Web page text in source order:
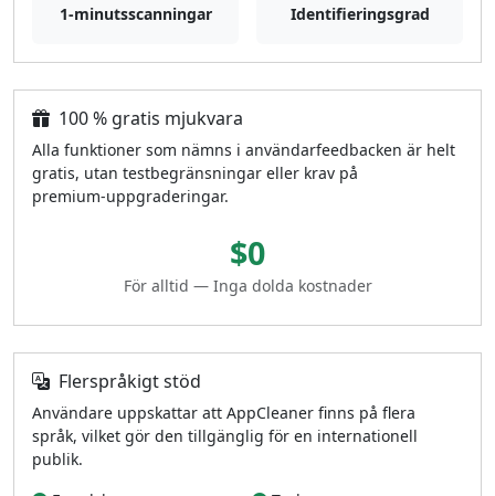
1‑minutsscanningar
Identifieringsgrad
100 % gratis mjukvara
Alla funktioner som nämns i användarfeedbacken är helt
gratis, utan testbegränsningar eller krav på
premium‑uppgraderingar.
$0
För alltid — Inga dolda kostnader
Flerspråkigt stöd
Användare uppskattar att AppCleaner finns på flera
språk, vilket gör den tillgänglig för en internationell
publik.